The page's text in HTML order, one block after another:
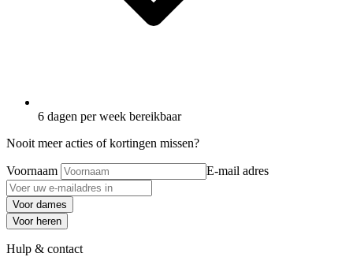
6 dagen per week bereikbaar
Nooit meer acties of kortingen missen?
Voornaam E-mail adres
Voor dames
Voor heren
Hulp & contact